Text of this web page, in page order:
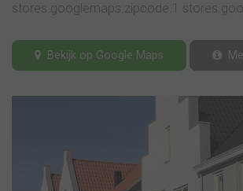
stores.googlemaps.zipcode.1
Bekijk op Google Maps